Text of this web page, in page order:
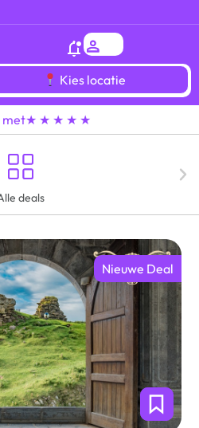
van heel
Kies locatie
met★ ★ ★ ★ ★
deals
Nieuwe Deal